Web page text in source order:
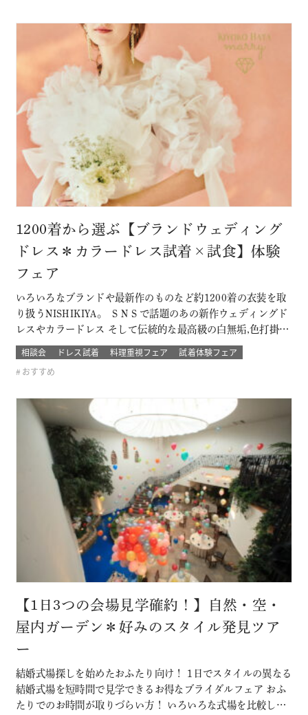
当日の過ごし方も体験して…
1200着から選ぶ【ブランドウェディング
ドレス＊カラードレス試着×試食】体験
フェア
いろいろなブランドや最新作のものなど約1200着の衣装を取
り扱うNISHIKIYA。 ＳＮＳで話題のあの新作ウェディングド
レスやカラードレス そして伝統的な最高級の白無垢,色打掛,本
振袖からブライズメイドの衣裳まで 衣裳のラインナップは品
質や数どちらとも県内でもトップレベル プロのドレスコーデ
ィネーターと打ち合わせをして結婚式当日の「運命の一着」
相談会 ドレス試着 料理重視フェア
試着体験フェア
おすすめ
【1日3つの会場見学確約！】自然・空・
屋内ガーデン＊好みのスタイル発見ツア
ー
結婚式場探しを始めたおふたり向け！ 1日でスタイルの異なる
結婚式場を短時間で見学できるお得なブライダルフェア おふ
たりでのお時間が取りづらい方！ いろいろな式場を比較した